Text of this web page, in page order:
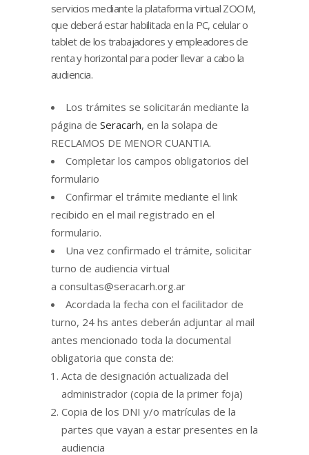
servicios mediante la plataforma virtual ZOOM,
que deberá estar habilitada en la PC, celular o
tablet de los trabajadores y empleadores de
renta y horizontal para poder llevar a cabo la
audiencia.
Los trámites se solicitarán mediante la
página de Seracarh, en la solapa de
RECLAMOS DE MENOR CUANTIA.
Completar los campos obligatorios del
formulario
Confirmar el trámite mediante el link
recibido en el mail registrado en el
formulario.
Una vez confirmado el trámite, solicitar
turno de audiencia virtual
a consultas@seracarh.org.ar
Acordada la fecha con el facilitador de
turno, 24 hs antes deberán adjuntar al mail
antes mencionado toda la documental
obligatoria que consta de:
Acta de designación actualizada del
administrador (copia de la primer foja)
Copia de los DNI y/o matrículas de la
partes que vayan a estar presentes en la
audiencia